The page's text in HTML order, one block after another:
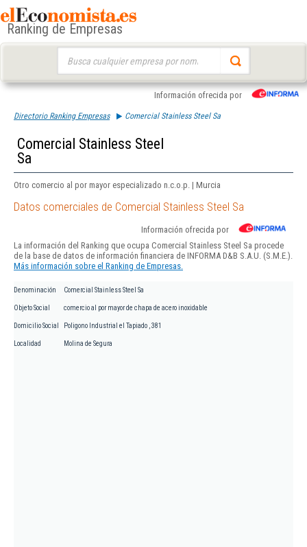
Ranking de Empresas
Información ofrecida por
Directorio Ranking Empresas Comercial Stainless Steel Sa
Comercial Stainless Steel
Sa
Otro comercio al por mayor especializado n.c.o.p. | Murcia
Datos comerciales de Comercial Stainless Steel Sa
Información ofrecida por
La información del Ranking que ocupa Comercial Stainless Steel Sa procede
de la base de datos de información financiera de INFORMA D&B S.A.U. (S.M.E.).
Más información sobre el Ranking de Empresas.
Denominación Comercial Stainless Steel Sa
Objeto Social comercio al por mayor de chapa de acero inoxidable
Domicilio Social Poligono Industrial el Tapiado , 381
Localidad Molina de Segura